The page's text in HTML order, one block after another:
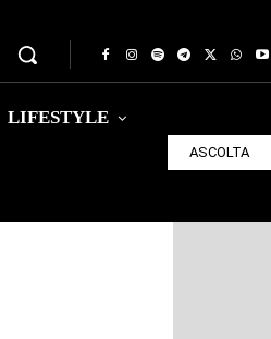
LIFESTYLE
ASCOLTA